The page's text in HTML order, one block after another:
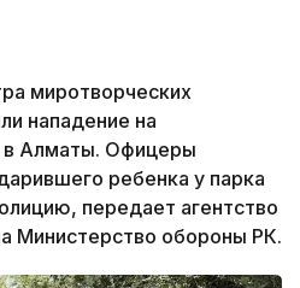
миротворческих
нападение на
в Алматы. Офицеры
ребенка у парка
передает агентство
Министерство обороны РК.